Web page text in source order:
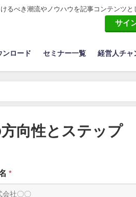
べき潮流やノウハウを記事コンテンツと
サイ
ンロード セミナー一覧 経営人チャ
向性とステップ